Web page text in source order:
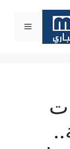
القائمة